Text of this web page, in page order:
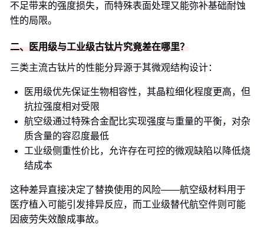
不足带来的强度损失，而特殊表面处理又能弥补基础耐蚀
性的局限。
二、医用级与工业级古钛片究竟差在哪里？
三类主流古钛片的性能分异源于其微观结构设计：
医用级优先保证生物相容性，其晶粒细化程度更高，但
抗拉强度相对受限
航空级通过特殊合金配比实现强度与重量的平衡，对杂
质含量的容忍度最低
工业级侧重性价比，允许存在可控的微观缺陷以降低烧
结成本
这种差异直接决定了替换使用的风险——航空级材料用于
医疗植入可能引发排异反应，而工业级替代航空件则可能
因疲劳失效酿成事故。